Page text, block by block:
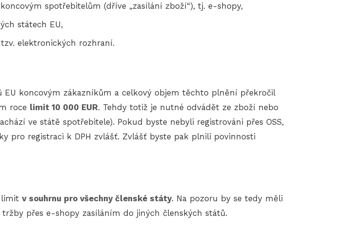
spotřebitelům (dříve „zasílání zboží“), tj. e-shopy,
státech EU,
elektronických rozhraní.
koncovým zákazníkům a celkový objem těchto plnění překročil
roce limit 10 000 EUR. Tehdy totiž je nutné odvádět ze zboží nebo
ve státě spotřebitele). Pokud byste nebyli registrováni přes OSS,
pro registraci k DPH zvlášť. Zvlášť byste pak plnili povinnosti
limit v souhrnu pro všechny členské státy. Na pozoru by se tedy měli
přes e-shopy zasíláním do jiných členských států.